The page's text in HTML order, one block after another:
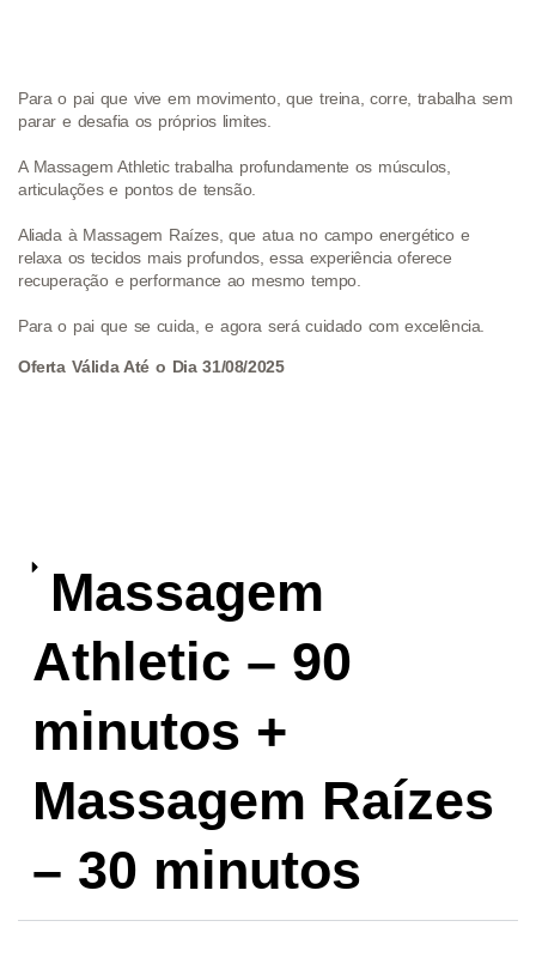
Para o pai que vive em movimento, que treina, corre, trabalha sem
parar e desafia os próprios limites.
A Massagem Athletic trabalha profundamente os músculos,
articulações e pontos de tensão.
Aliada à Massagem Raízes, que atua no campo energético e
relaxa os tecidos mais profundos, essa experiência oferece
recuperação e performance ao mesmo tempo.
Para o pai que se cuida, e agora será cuidado com excelência.
Oferta Válida Até o Dia 31/08/2025
Massagem
Athletic – 90
minutos +
Massagem Raízes
– 30 minutos